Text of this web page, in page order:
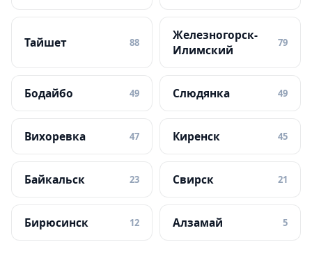
Тайшет 88
Железногорск-
Илимский
79
Бодайбо 49 Слюдянка 49
Вихоревка 47 Киренск 45
Байкальск 23 Свирск 21
Бирюсинск 12 Алзамай 5